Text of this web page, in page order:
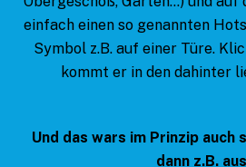
einfach einen so genannten
Symbol z.B. auf einer Türe.
kommt er in den dahinter
Und das wars im Prinzip auch
dann z.B.